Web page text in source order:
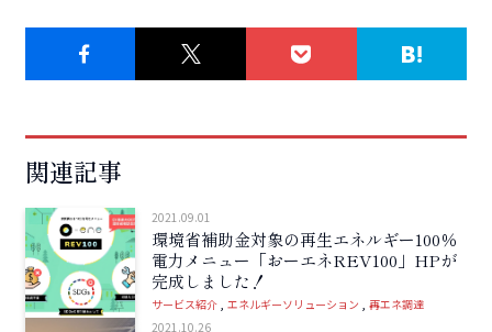
関連記事
2021.09.01
環境省補助金対象の再生エネルギー100％
電力メニュー「おーエネREV100」HPが
完成しました！
サービス紹介 エネルギーソリューション
再エネ調達
2021.10.26